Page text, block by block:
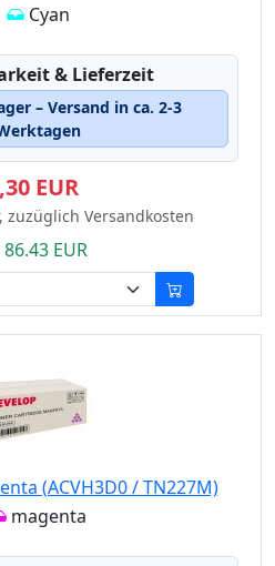
Cyan
& Lieferzeit
– Versand in ca. 2-3
EUR
zuzüglich Versandkosten
EUR
(ACVH3D0 / TN227M)
magenta